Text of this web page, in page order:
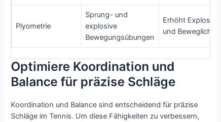
Plyometrie
Sprung- und
explosive
Bewegungsübungen
Erhöht
und
Optimiere Koordination und
Balance für präzise Schläge
Koordination und Balance sind entscheidend für präzise
Schläge im Tennis. Um diese Fähigkeiten zu verbessern,